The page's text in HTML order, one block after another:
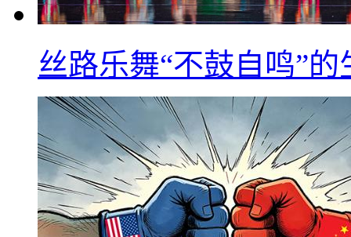
丝路乐舞“不鼓自鸣”